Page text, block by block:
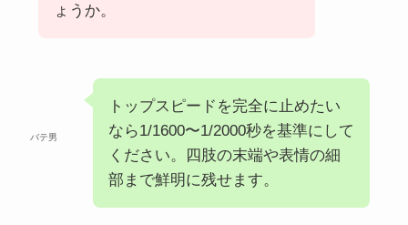
ょうか。
バテ男
トップスピードを完全に止めたい
なら1/1600〜1/2000秒を基準にして
ください。四肢の末端や表情の細
部まで鮮明に残せます。